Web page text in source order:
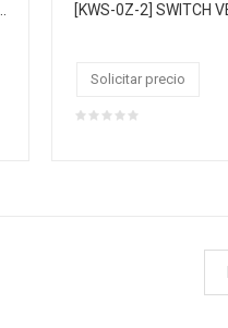
EJE LARGO CHASIS
Solicitar precio